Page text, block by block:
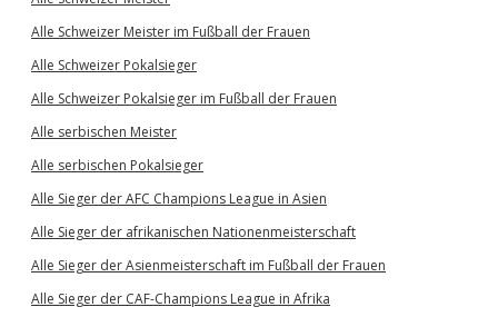
Alle Schweizer Meister im Fußball der Frauen
Alle Schweizer Pokalsieger
Alle Schweizer Pokalsieger im Fußball der Frauen
Alle serbischen Meister
Alle serbischen Pokalsieger
Alle Sieger der AFC Champions League in Asien
Alle Sieger der afrikanischen Nationenmeisterschaft
Alle Sieger der Asienmeisterschaft im Fußball der Frauen
Alle Sieger der CAF-Champions League in Afrika